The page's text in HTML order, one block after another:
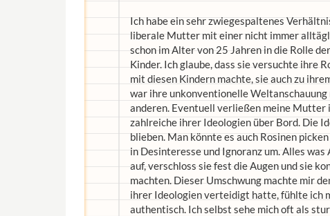
Ich habe ein sehr zwiegespaltenes
liberale Mutter mit einer nicht immer
schon im Alter von 25 Jahren in die Rolle
Kinder. Ich glaube, dass sie versuchte ihre
mit diesen Kindern machte, sie auch zu
war ihre unkonventionelle
anderen. Eventuell verließen meine Mutter
zahlreiche ihrer Ideologien über Bord. Die
blieben. Man könnte es auch Rosinen
in Desinteresse und Ignoranz um. Alles
auf, verschloss sie fest die Augen und sie
machten. Dieser Umschwung machte mir
ihrer Ideologien verteidigt hatte, fühlte ich
authentisch. Ich selbst sehe mich oft als